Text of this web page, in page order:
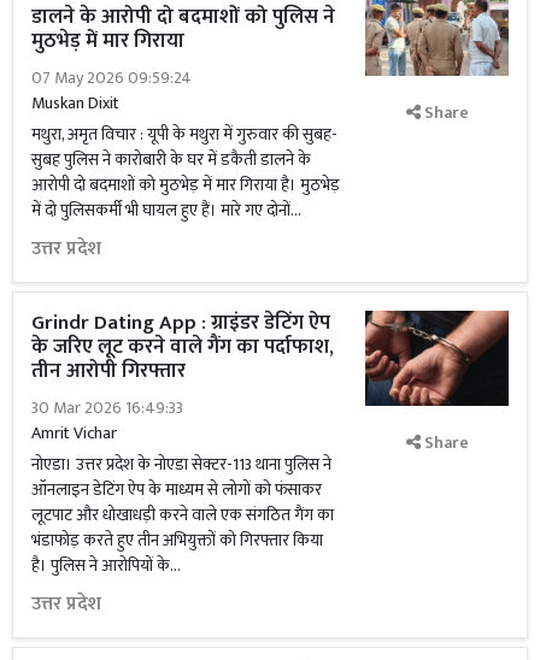
डालने के आरोपी दो बदमाशों को पुलिस ने
मुठभेड़ में मार गिराया
07 May 2026 09:59:24
Muskan Dixit
मथुरा, अमृत विचार : यूपी के मथुरा में गुरुवार की सुबह-
सुबह पुलिस ने कारोबारी के घर में डकैती डालने के
आरोपी दो बदमाशों को मुठभेड़ में मार गिराया है। मुठभेड़
में दो पुलिसकर्मी भी घायल हुए हैं। मारे गए दोनों...
उत्तर प्रदेश
Share
Grindr Dating App : ग्राइंडर डेटिंग ऐप
के जरिए लूट करने वाले गैंग का पर्दाफाश,
तीन आरोपी गिरफ्तार
30 Mar 2026 16:49:33
Amrit Vichar
नोएडा। उत्तर प्रदेश के नोएडा सेक्टर-113 थाना पुलिस ने
ऑनलाइन डेटिंग ऐप के माध्यम से लोगों को फंसाकर
लूटपाट और धोखाधड़ी करने वाले एक संगठित गैंग का
भंडाफोड़ करते हुए तीन अभियुक्तों को गिरफ्तार किया
है। पुलिस ने आरोपियों के...
उत्तर प्रदेश
Share